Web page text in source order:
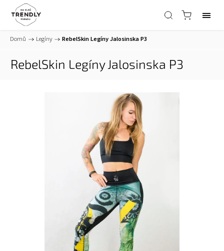
Domů / Legíny / RebelSkin Legíny Jalosinska P3
RebelSkin Legíny Jalosinska P3